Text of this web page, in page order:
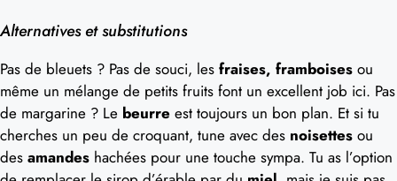
Alternatives et substitutions
Pas de bleuets ? Pas de souci, les fraises, framboises ou
même un mélange de petits fruits font un excellent job ici. Pas
de margarine ? Le beurre est toujours un bon plan. Et si tu
cherches un peu de croquant, tune avec des noisettes ou
des amandes hachées pour une touche sympa. Tu as l’option